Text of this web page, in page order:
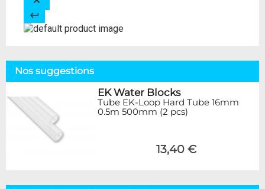
Nos suggestions
EK Water Blocks
Tube EK-Loop Hard Tube 16mm
0.5m 500mm (2 pcs)
13,40 €